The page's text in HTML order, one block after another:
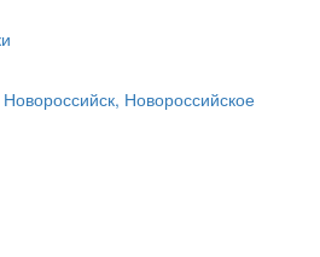
Новороссийское